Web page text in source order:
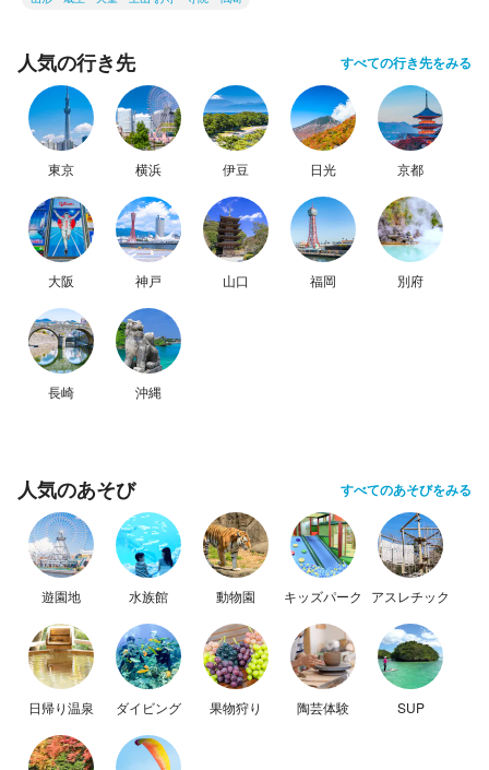
人気の行き先 すべての行き先をみる
東京 横浜 伊豆 日光 京都
大阪 神戸 山口 福岡 別府
長崎 沖縄
人気のあそび すべてのあそびをみる
遊園地 水族館 動物園 キッズパーク アスレチック
日帰り温泉 ダイビング 果物狩り 陶芸体験 SUP